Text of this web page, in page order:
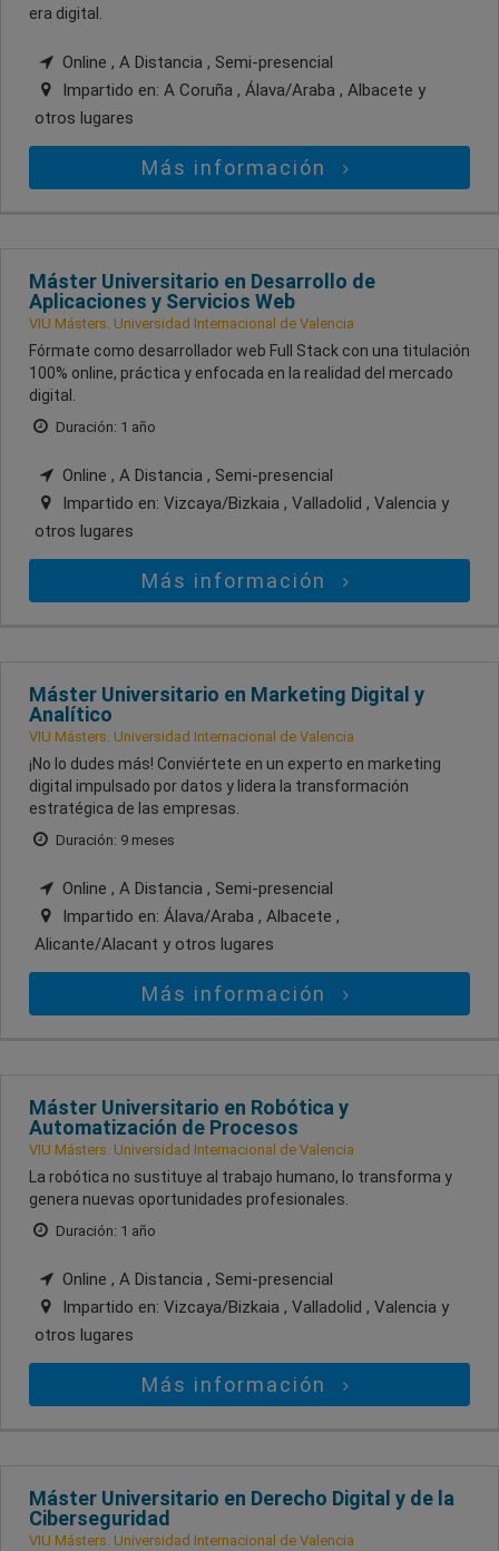
era digital.
Online , A Distancia , Semi-presencial
Impartido en: A Coruña , Álava/Araba , Albacete y
otros lugares
Más información
Máster Universitario en Desarrollo de
Aplicaciones y Servicios Web
VIU Másters. Universidad Internacional de Valencia
Fórmate como desarrollador web Full Stack con una titulación
100% online, práctica y enfocada en la realidad del mercado
digital.
Duración: 1 año
Online , A Distancia , Semi-presencial
Impartido en: Vizcaya/Bizkaia , Valladolid , Valencia y
otros lugares
Más información
Máster Universitario en Marketing Digital y
Analítico
VIU Másters. Universidad Internacional de Valencia
¡No lo dudes más! Conviértete en un experto en marketing
digital impulsado por datos y lidera la transformación
estratégica de las empresas.
Duración: 9 meses
Online , A Distancia , Semi-presencial
Impartido en: Álava/Araba , Albacete ,
Alicante/Alacant y otros lugares
Más información
Máster Universitario en Robótica y
Automatización de Procesos
VIU Másters. Universidad Internacional de Valencia
La robótica no sustituye al trabajo humano, lo transforma y
genera nuevas oportunidades profesionales.
Duración: 1 año
Online , A Distancia , Semi-presencial
Impartido en: Vizcaya/Bizkaia , Valladolid , Valencia y
otros lugares
Más información
Máster Universitario en Derecho Digital y de la
Ciberseguridad
VIU Másters. Universidad Internacional de Valencia